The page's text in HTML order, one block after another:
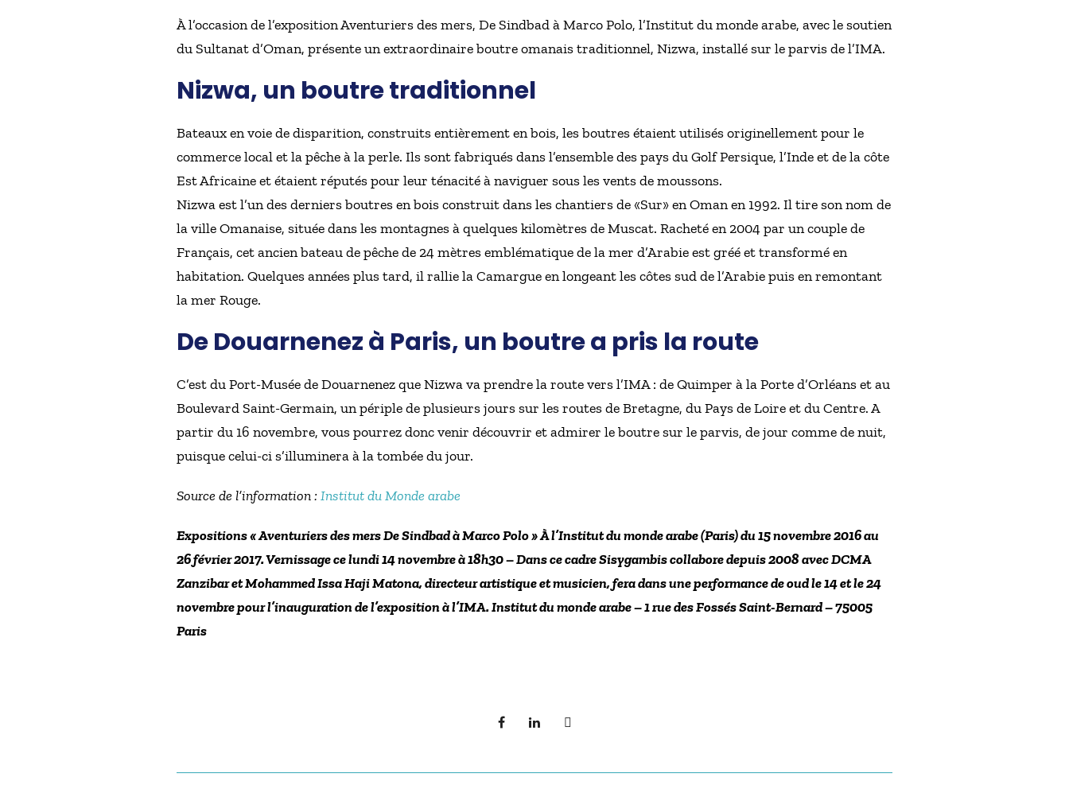
À l’occasion de l’exposition Aventuriers des mers, De Sindbad à Marco Polo, l’Institut du monde arabe, avec le soutien
du Sultanat d’Oman, présente un extraordinaire boutre omanais traditionnel, Nizwa, installé sur le parvis de l’IMA.
Nizwa, un boutre traditionnel
Bateaux en voie de disparition, construits entièrement en bois, les boutres étaient utilisés originellement pour le
commerce local et la pêche à la perle. Ils sont fabriqués dans l’ensemble des pays du Golf Persique, l’Inde et de la côte
Est Africaine et étaient réputés pour leur ténacité à naviguer sous les vents de moussons.
Nizwa est l’un des derniers boutres en bois construit dans les chantiers de «Sur» en Oman en 1992. Il tire son nom de
la ville Omanaise, située dans les montagnes à quelques kilomètres de Muscat. Racheté en 2004 par un couple de
Français, cet ancien bateau de pêche de 24 mètres emblématique de la mer d’Arabie est gréé et transformé en
habitation. Quelques années plus tard, il rallie la Camargue en longeant les côtes sud de l’Arabie puis en remontant
la mer Rouge.
De Douarnenez à Paris, un boutre a pris la route
C’est du Port-Musée de Douarnenez que Nizwa va prendre la route vers l’IMA : de Quimper à la Porte d’Orléans et au
Boulevard Saint-Germain, un périple de plusieurs jours sur les routes de Bretagne, du Pays de Loire et du Centre. A
partir du 16 novembre, vous pourrez donc venir découvrir et admirer le boutre sur le parvis, de jour comme de nuit,
puisque celui-ci s’illuminera à la tombée du jour.
Source de l’information :Institut du Monde arabe
Expositions « Aventuriers des mers De Sindbad à Marco Polo » À l’Institut du monde arabe (Paris) du 15 novembre 2016 au
26 février 2017. Vernissage ce lundi 14 novembre à 18h30 – Dans ce cadre Sisygambis collabore depuis 2008 avec DCMA
Zanzibar et Mohammed Issa Haji Matona, directeur artistique et musicien, fera dans une performance de oud le 14 et le 24
novembre pour l’inauguration de l’exposition à l’IMA. Institut du monde arabe – 1 rue des Fossés Saint-Bernard – 75005
Paris